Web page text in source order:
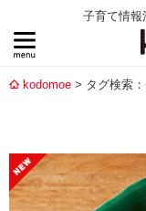
子育て情報
kodomoe タグ検索